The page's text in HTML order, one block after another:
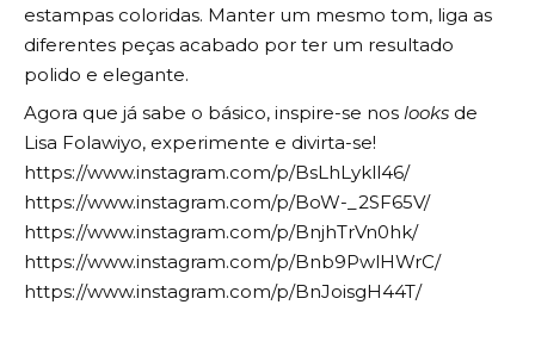
estampas coloridas. Manter um mesmo tom, liga as
diferentes peças acabado por ter um resultado
polido e elegante.
Agora que já sabe o básico, inspire-se nos looks de
Lisa Folawiyo, experimente e divirta-se!
https://www.instagram.com/p/BsLhLykll46/
https://www.instagram.com/p/BoW-_2SF65V/
https://www.instagram.com/p/BnjhTrVn0hk/
https://www.instagram.com/p/Bnb9PwlHWrC/
https://www.instagram.com/p/BnJoisgH44T/